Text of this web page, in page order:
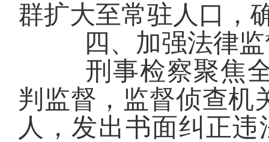
群扩大至常驻人口 ，
四、 加强法律
刑事检察聚焦
判 监督，监督侦查机
人，发出书面纠 正违